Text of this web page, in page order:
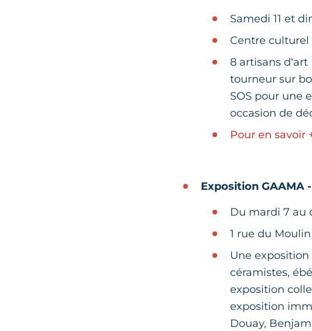
Samedi 11 et
Centre culturel
8 artisans
tourneur sur
SOS pour une
occasion de
Pour en savoir
Exposition GAAMA
Du mardi 7 au
1 rue du
Une exposition
céramistes,
exposition
exposition
Douay,